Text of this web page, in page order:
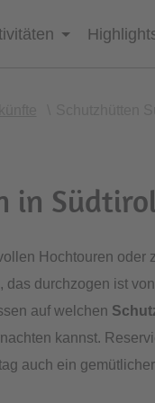
in
Hochtouren oder
, das durchzogen ist
auf welchen
kannst.
auch ein